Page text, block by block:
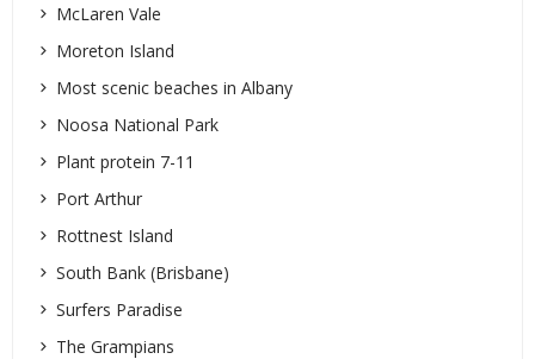
McLaren Vale
Moreton Island
Most scenic beaches in Albany
Noosa National Park
Plant protein 7-11
Port Arthur
Rottnest Island
South Bank (Brisbane)
Surfers Paradise
The Grampians